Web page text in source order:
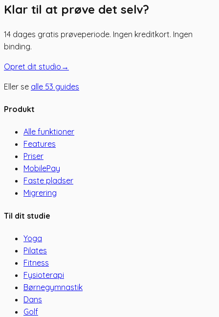
Klar til at prøve det selv?
14 dages gratis prøveperiode. Ingen kreditkort. Ingen
binding.
Opret dit studio →
Eller se alle 53 guides
Produkt
Alle funktioner
Features
Priser
MobilePay
Faste pladser
Migrering
Til dit studie
Yoga
Pilates
Fitness
Fysioterapi
Børnegymnastik
Dans
Golf